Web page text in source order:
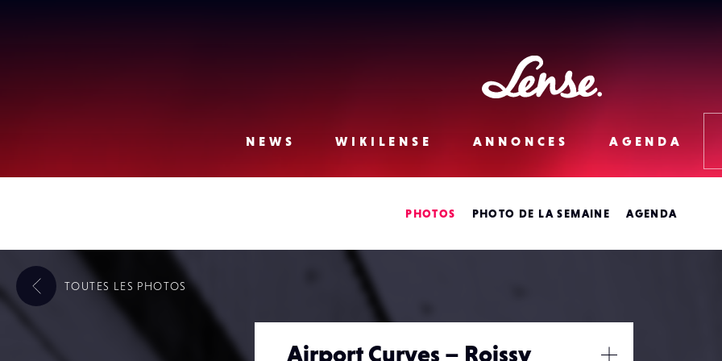
Lense
NEWS WIKILENSE ANNONCES AGENDA
PHOTOS PHOTO DE LA SEMAINE AGENDA
Airport Curves – Roissy
TOUTES LES PHOTOS